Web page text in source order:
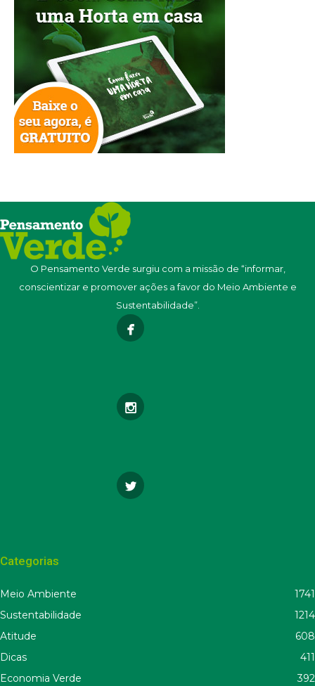
O Pensamento Verde surgiu com a missão de “informar,
conscientizar e promover ações a favor do Meio Ambiente e
Sustentabilidade”.
Categorias
Meio Ambiente
1741
Sustentabilidade
1214
Atitude
608
Dicas
411
Economia Verde
392